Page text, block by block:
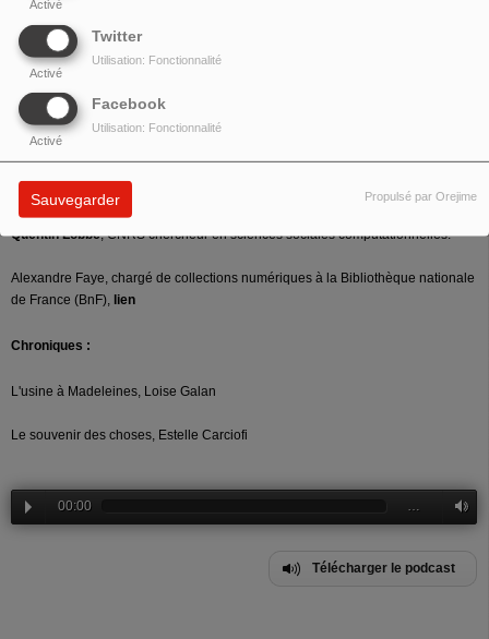
Activé
Twitter
Activé
Utilisation: Fonctionnalité
Facebook
Activé
Utilisation: Fonctionnalité
Sauvegarder Propulsé par Orejime
Entre 2002 et 2023, 36 millions de skyblogs ont été créés. Progressivement
et comment conserver ce patrimoine? Que nous apprend-t-il sur la génération
skyblog et plus généralement sur l'histoire du web et son évolution?
Invités :
Quentin Lobbé, CNRS chercheur en sciences sociales computationnelles:
Alexandre Faye, chargé de collections numériques à la Bibliothèque nationale
de France (BnF), lien
Chroniques :
L'usine à Madeleines, Loise Galan
Le souvenir des choses, Estelle Carciofi
00:00
Télécharger le podcast